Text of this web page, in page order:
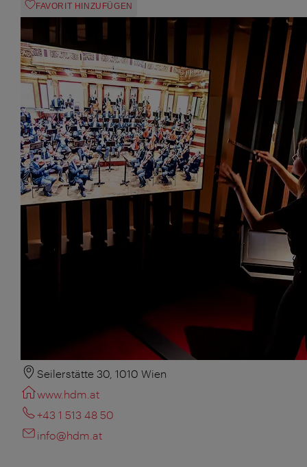
FAVORIT HINZUFÜGEN
Seilerstätte 30, 1010 Wien
www.hdm.at
+43 1 513 48 50
info@hdm.at